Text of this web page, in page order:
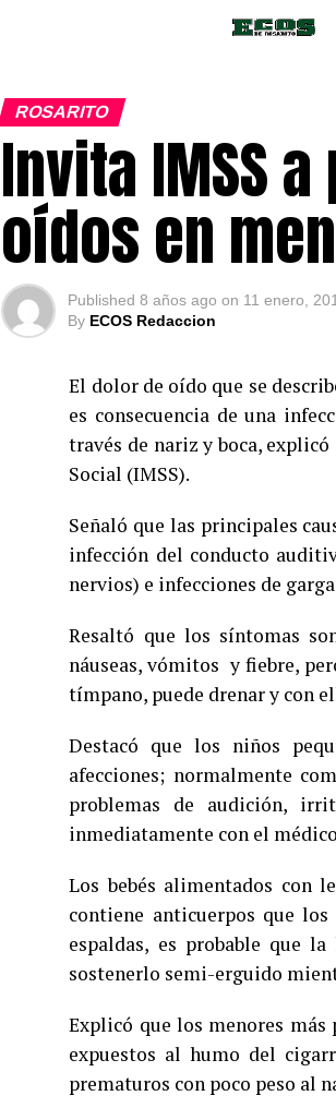
ROSARITO
Invita IMSS
oídos en
Published 8 años ago on 11 enero,
By ECOS Redaccion
El dolor de oído que se
es consecuencia de una
través de nariz y boca,
Social (IMSS).
Señaló que las principales
infección del conducto
nervios) e infecciones de
Resaltó que los síntomas
náuseas, vómitos y fiebre,
tímpano, puede drenar y con
Destacó que los niños
afecciones; normalmente
problemas de audición,
inmediatamente con el
Los bebés alimentados con
contiene anticuerpos que
espaldas, es probable que
sostenerlo semi-erguido
Explicó que los menores
expuestos al humo del
prematuros con poco peso al